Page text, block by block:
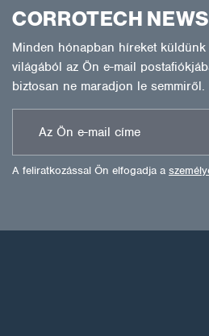
CORROTECH NEWS
Minden hónapban híreket küldünk
világából az Ön e-mail
biztosan ne maradjon le semmiről.
A feliratkozással Ön elfogadja a